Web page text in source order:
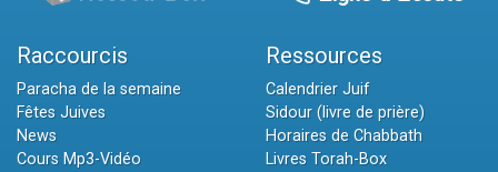
Raccourcis
Paracha de la semaine
Fêtes Juives
News
Cours Mp3-Vidéo
Ressources
Calendrier Juif
Sidour (livre de prière)
Horaires de Chabbath
Livres Torah-Box